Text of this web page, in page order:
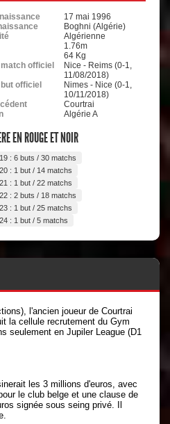
17 mai 1996
Boghni (Algérie)
Algérienne
1.76m
64 Kg
officiel
Nice - Reims (0-1,
11/08/2018)
officiel
Nimes - Nice (0-1,
10/11/2018)
Courtrai
Algérie A
EN ROUGE ET NOIR
: 6 buts / 30 matchs
: 1 but / 14 matchs
: 1 but / 22 matchs
: 2 buts / 18 matchs
: 1 but / 25 matchs
: 1 but / 5 matchs
l'ancien joueur de Courtrai
la cellule recrutement du Gym
seulement en Jupiler League (D1
les 3 millions d'euros, avec
le club belge et une clause de
signée sous seing privé. Il